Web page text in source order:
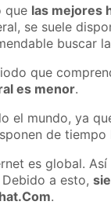
que las mejores
se suele
buscar
que
es menor.
el mundo, ya
de
es global.
Debido a esto,
.